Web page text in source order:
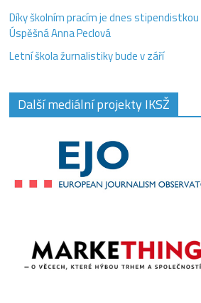
Díky školním pracím je dnes stipendistkou
Úspěšná Anna Peclová
Letní škola žurnalistiky bude v září
Další mediální projekty IKSŽ